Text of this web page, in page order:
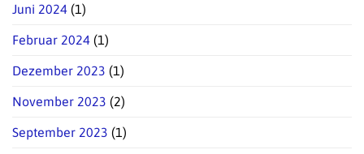
Juni 2024 (1)
Februar 2024 (1)
Dezember 2023 (1)
November 2023 (2)
September 2023 (1)